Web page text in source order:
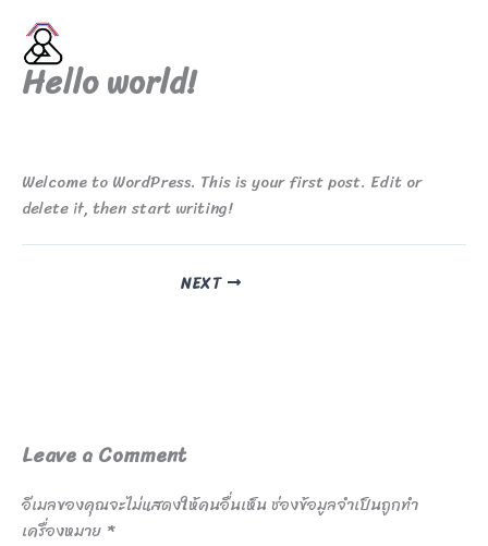
content
Hello world!
Welcome to WordPress. This is your first post. Edit or
delete it, then start writing!
NEXT
Leave a Comment
อีเมลของคุณจะไม่แสดงให้คนอื่นเห็นช่องข้อมูลจำเป็นถูกทำ
เครื่องหมาย *